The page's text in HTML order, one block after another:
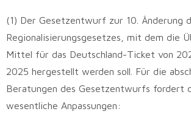
(1) Der Gesetzentwurf zur 10. Änderung
Regionalisierungsgesetzes, mit dem die
Mittel für das Deutschland-Ticket von
2025 hergestellt werden soll. Für die
Beratungen des Gesetzentwurfs fordert
wesentliche Anpassungen: